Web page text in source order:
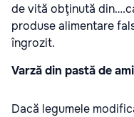
de vită obţinută
produse alimentare
îngrozit.
Varză din pastă de
Dacă legumele